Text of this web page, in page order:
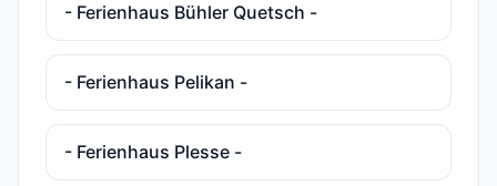
- Ferienhaus Bühler Quetsch -
- Ferienhaus Pelikan -
- Ferienhaus Plesse -